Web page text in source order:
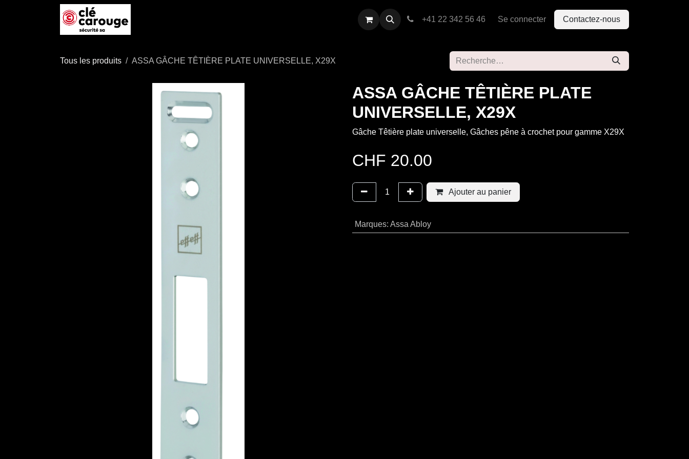
Se rendre au contenu
+41 22 342 56 46 Se connecter Contactez-nous
Tous les produits ASSA GÂCHE TÊTIÈRE PLATE UNIVERSELLE, X29X
ASSA GÂCHE TÊTIÈRE PLATE
UNIVERSELLE, X29X
Gâche Têtière plate universelle, Gâches pêne à crochet pour gamme X29X
CHF 20.00
Ajouter au panier
Marques: Assa Abloy